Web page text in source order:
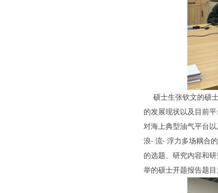
硕士生张钦文的硕士
的发展现状以及目前
对海上典型油气平台
浪- 流- 浮力多场耦合
的选题、研究内容和
举的硕士开题报告题